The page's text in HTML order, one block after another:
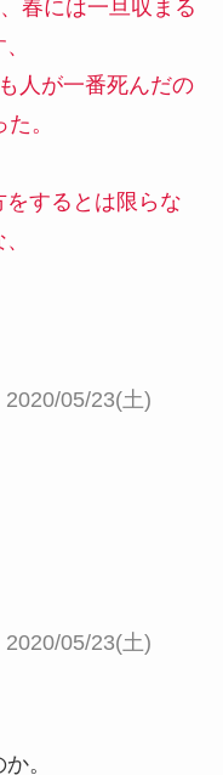
春には一旦収まる
人が一番死んだの
。
するとは限らな
2020/05/23(土)
2020/05/23(土)
。